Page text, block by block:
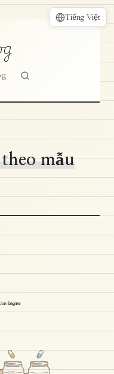
Tiếng Việt
mẫu